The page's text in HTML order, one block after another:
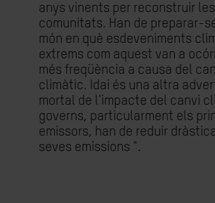
anys vinents per reconstruir
comunitats. Han de preparar-
món en què esdeveniments
extrems com aquest van a
més freqüència a causa del
climàtic. Idai és una altra
mortal de l'impacte del canvi
governs, particularment els
emissors, han de reduir
seves emissions ".